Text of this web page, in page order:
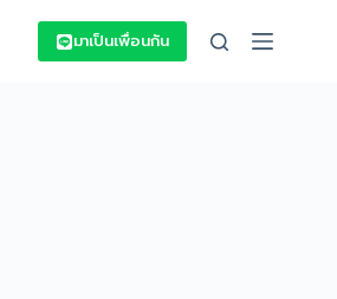
มาเป็นเพื่อนกัน